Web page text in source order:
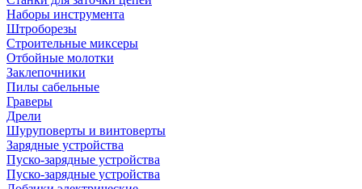
Наборы инструмента
Штроборезы
Строительные миксеры
Отбойные молотки
Заклепочники
Пилы сабельные
Граверы
Дрели
Шуруповерты и винтоверты
Зарядные устройства
Пуско-зарядные устройства
Пуско-зарядные устройства